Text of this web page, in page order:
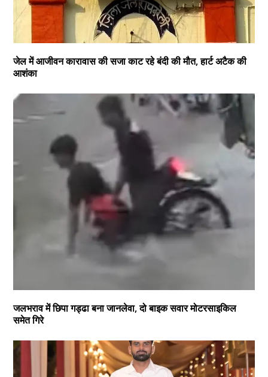
जेल में आजीवन कारावास की सजा काट रहे बंदी की मौत, हार्ट अटैक की
आशंका
जलभराव में छिपा गड्ढा बना जानलेवा, दो बाइक सवार मोटरसाइकिल
समेत गिरे